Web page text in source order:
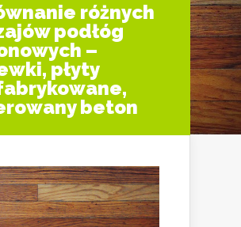
różnych
podłóg
–
płyty
beton